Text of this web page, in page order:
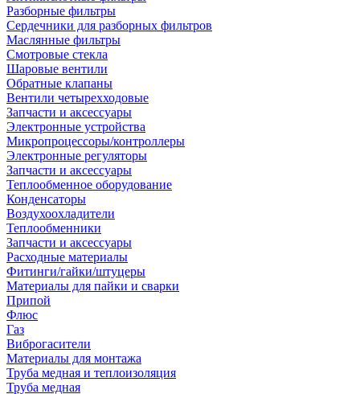
Разборные фильтры
Сердечники для разборных фильтров
Маслянные фильтры
Смотровые стекла
Шаровые вентили
Обратные клапаны
Вентили четырехходовые
Запчасти и аксессуары
Электронные устройства
Микропроцессоры/контроллеры
Электронные регуляторы
Запчасти и аксессуары
Теплообменное оборудование
Конденсаторы
Воздухоохладители
Теплообменники
Запчасти и аксессуары
Расходные материалы
Фитинги/гайки/штуцеры
Материалы для пайки и сварки
Припой
Флюс
Газ
Виброгасители
Материалы для монтажа
Труба медная и теплоизоляция
Труба медная